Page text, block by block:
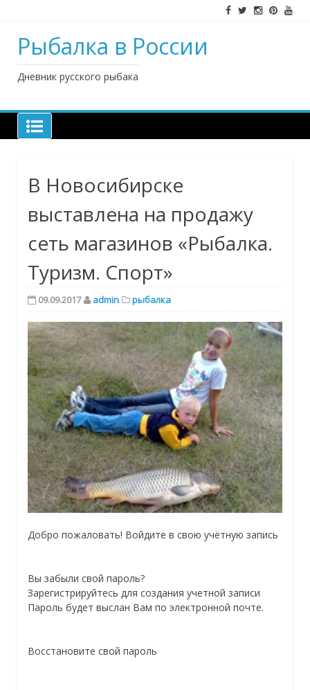
Рыбалка в России
Дневник русского рыбака
В Новосибирске
выставлена на продажу
сеть магазинов «Рыбалка.
Туризм. Спорт»
09.09.2017 admin рыбалка
Добро пожаловать! Войдите в свою учётную запись
Вы забыли свой пароль?
Зарегистрируйтесь для создания учетной записи
Пароль будет выслан Вам по электронной почте.
Восстановите свой пароль